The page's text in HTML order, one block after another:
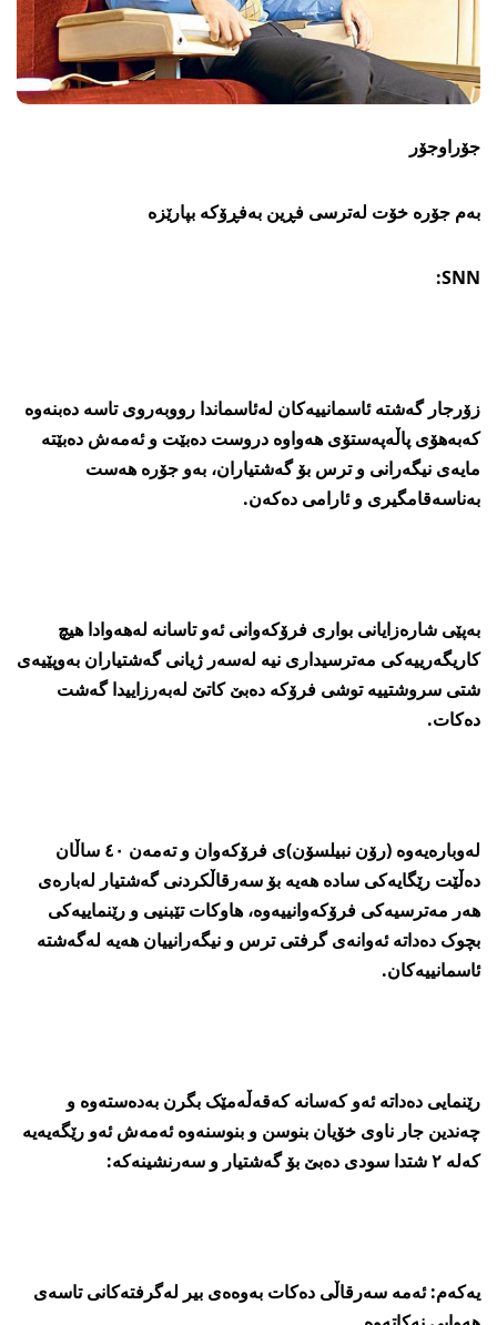
جۆراوجۆر
بەم جۆرە خۆت لەترسی فڕین بەفڕۆکە بپارێزە
SNN:
زۆرجار گەشتە ئاسمانییەکان لەئاسماندا رووبەروی تاسە دەبنەوە
کەبەھۆی پاڵەپەستۆی ھەواوە دروست دەبێت و ئەمەش دەبێتە
مایەی نیگەرانی و ترس بۆ گەشتیاران، بەو جۆرە ھەست
بەناسەقامگیری و ئارامی دەکەن.
بەپێی شارەزایانی بواری فرۆکەوانی ئەو تاسانە لەھەوادا ھیچ
کاریگەرییەکی مەترسیداری نیە لەسەر ژیانی گەشتیاران بەوپێیەی
شتی سروشتییە توشی فرۆکە دەبێ کاتێ لەبەرزاییدا گەشت
دەکات.
لەوبارەیەوە (رۆن نبیلسۆن)ی فرۆکەوان و تەمەن ٤٠ ساڵان
دەڵێت رێگایەکی سادە ھەیە بۆ سەرقاڵکردنی گەشتیار لەبارەی
ھەر مەترسیەکی فرۆکەوانییەوە، ھاوکات تێبنیی و رێنماییەکی
بچوک دەداتە ئەوانەی گرفتی ترس و نیگەرانییان ھەیە لەگەشتە
ئاسمانییەکان.
رێنمایی دەداتە ئەو کەسانە کەقەڵەمێک بگرن بەدەستەوە و
چەندین جار ناوی خۆیان بنوسن و بنوسنەوە ئەمەش ئەو رێگەیەیە
کەلە ٢ شتدا سودی دەبێ بۆ گەشتیار و سەرنشینەکە:
یەکەم: ئەمە سەرقاڵی دەکات بەوەەی بیر لەگرفتەکانی تاسەی